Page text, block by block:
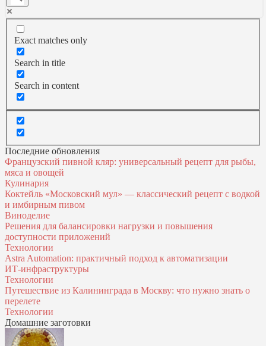
Exact matches only
Search in title
Search in content
Последние обновления
Французский пивной кляр: универсальный рецепт для рыбы,
мяса и овощей
Кулинария
Коктейль «Московский мул» — классический рецепт с водкой
и имбирным пивом
Виноделие
Решения для балансировки нагрузки и повышения
доступности приложений
Технологии
Astra Automation: практичный подход к автоматизации
ИТ‑инфраструктуры
Технологии
Путешествие из Калининграда в Москву: что нужно знать о
перелете
Технологии
Домашние заготовки